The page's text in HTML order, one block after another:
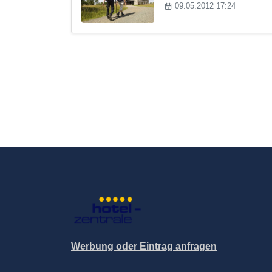
09.05.2012 17:24
Werbung oder Eintrag anfragen